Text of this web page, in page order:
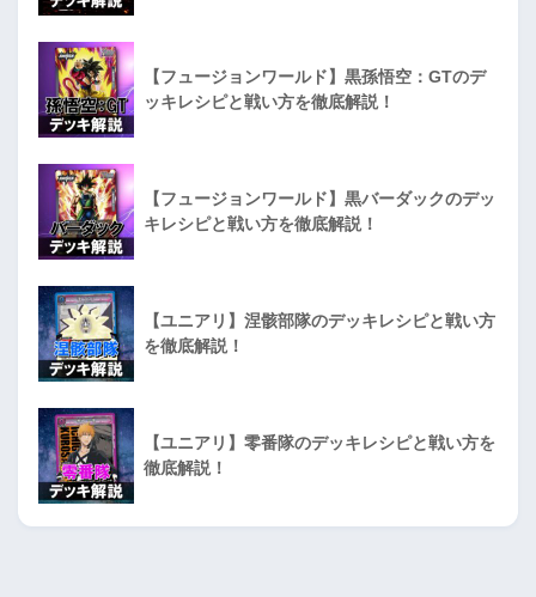
【フュージョンワールド】黒孫悟空：GTのデ
ッキレシピと戦い方を徹底解説！
【フュージョンワールド】黒バーダックのデッ
キレシピと戦い方を徹底解説！
【ユニアリ】涅骸部隊のデッキレシピと戦い方
を徹底解説！
【ユニアリ】零番隊のデッキレシピと戦い方を
徹底解説！